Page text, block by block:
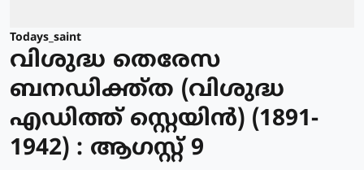
Todays_saint
വിശുദ്ധ തെരേസ
ബനഡിക്ത്ത (വിശുദ്ധ
എഡിത്ത് സ്റ്റെയിന്‍) (1891-
1942) : ആഗസ്റ്റ് 9